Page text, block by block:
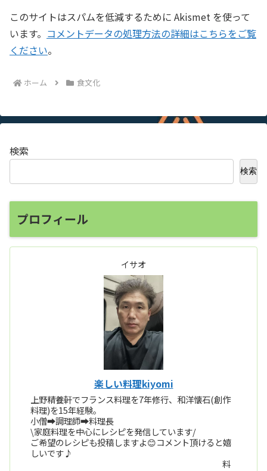
このサイトはスパムを低減するために Akismet を使って
います。 コメントデータの処理方法の詳細はこちらをご覧
ください。
ホーム 食文化
検索
検索
プロフィール
イサオ
楽しい料理kiyomi
上野精養軒でフランス料理を7年修行、和洋懐石(創作
料理)を15年経験。
小僧➡️調理師➡️料理長
\家庭料理を中心にレシピを発信しています/
ご希望のレシピも投稿しますよ😊コメント頂けると嬉
しいです♪
料